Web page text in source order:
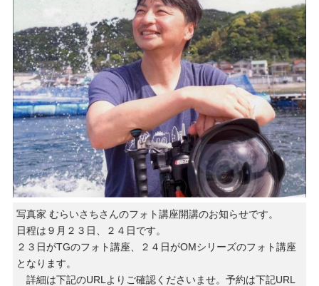
写真家 むらいさちさんのフォト講座開講のお知らせです。
日程は９月２３日、２４日です。
２３日がTGのフォト講座、２４日がOMシリーズのフォト講座
となります。
詳細は下記のURLよりご確認くださいませ。予約は下記URL